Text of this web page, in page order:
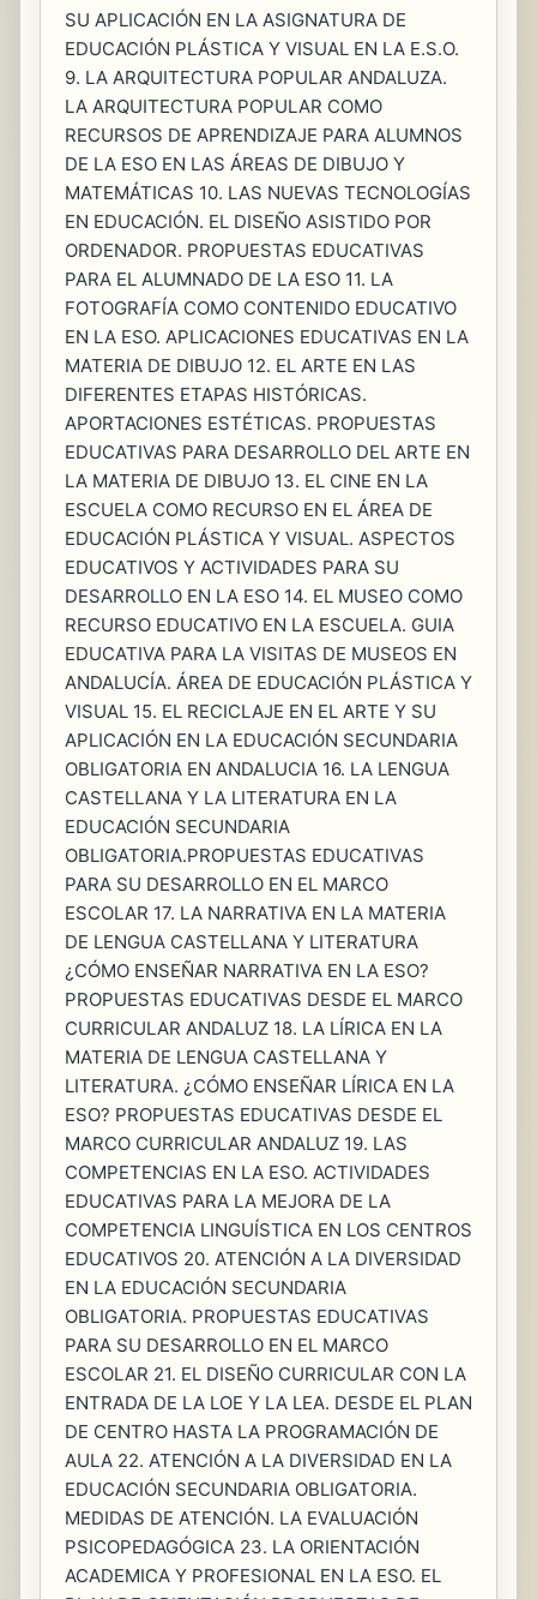
SU APLICACIÓN EN LA ASIGNATURA DE
EDUCACIÓN PLÁSTICA Y VISUAL EN LA E.S.O.
9. LA ARQUITECTURA POPULAR ANDALUZA.
LA ARQUITECTURA POPULAR COMO
RECURSOS DE APRENDIZAJE PARA ALUMNOS
DE LA ESO EN LAS ÁREAS DE DIBUJO Y
MATEMÁTICAS 10. LAS NUEVAS TECNOLOGÍAS
EN EDUCACIÓN. EL DISEÑO ASISTIDO POR
ORDENADOR. PROPUESTAS EDUCATIVAS
PARA EL ALUMNADO DE LA ESO 11. LA
FOTOGRAFÍA COMO CONTENIDO EDUCATIVO
EN LA ESO. APLICACIONES EDUCATIVAS EN LA
MATERIA DE DIBUJO 12. EL ARTE EN LAS
DIFERENTES ETAPAS HISTÓRICAS.
APORTACIONES ESTÉTICAS. PROPUESTAS
EDUCATIVAS PARA DESARROLLO DEL ARTE EN
LA MATERIA DE DIBUJO 13. EL CINE EN LA
ESCUELA COMO RECURSO EN EL ÁREA DE
EDUCACIÓN PLÁSTICA Y VISUAL. ASPECTOS
EDUCATIVOS Y ACTIVIDADES PARA SU
DESARROLLO EN LA ESO 14. EL MUSEO COMO
RECURSO EDUCATIVO EN LA ESCUELA. GUIA
EDUCATIVA PARA LA VISITAS DE MUSEOS EN
ANDALUCÍA. ÁREA DE EDUCACIÓN PLÁSTICA Y
VISUAL 15. EL RECICLAJE EN EL ARTE Y SU
APLICACIÓN EN LA EDUCACIÓN SECUNDARIA
OBLIGATORIA EN ANDALUCIA 16. LA LENGUA
CASTELLANA Y LA LITERATURA EN LA
EDUCACIÓN SECUNDARIA
OBLIGATORIA.PROPUESTAS EDUCATIVAS
PARA SU DESARROLLO EN EL MARCO
ESCOLAR 17. LA NARRATIVA EN LA MATERIA
DE LENGUA CASTELLANA Y LITERATURA
¿CÓMO ENSEÑAR NARRATIVA EN LA ESO?
PROPUESTAS EDUCATIVAS DESDE EL MARCO
CURRICULAR ANDALUZ 18. LA LÍRICA EN LA
MATERIA DE LENGUA CASTELLANA Y
LITERATURA. ¿CÓMO ENSEÑAR LÍRICA EN LA
ESO? PROPUESTAS EDUCATIVAS DESDE EL
MARCO CURRICULAR ANDALUZ 19. LAS
COMPETENCIAS EN LA ESO. ACTIVIDADES
EDUCATIVAS PARA LA MEJORA DE LA
COMPETENCIA LINGUÍSTICA EN LOS CENTROS
EDUCATIVOS 20. ATENCIÓN A LA DIVERSIDAD
EN LA EDUCACIÓN SECUNDARIA
OBLIGATORIA. PROPUESTAS EDUCATIVAS
PARA SU DESARROLLO EN EL MARCO
ESCOLAR 21. EL DISEÑO CURRICULAR CON LA
ENTRADA DE LA LOE Y LA LEA. DESDE EL PLAN
DE CENTRO HASTA LA PROGRAMACIÓN DE
AULA 22. ATENCIÓN A LA DIVERSIDAD EN LA
EDUCACIÓN SECUNDARIA OBLIGATORIA.
MEDIDAS DE ATENCIÓN. LA EVALUACIÓN
PSICOPEDAGÓGICA 23. LA ORIENTACIÓN
ACADEMICA Y PROFESIONAL EN LA ESO. EL